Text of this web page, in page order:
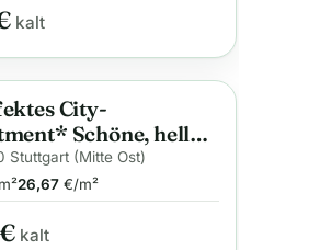
kalt
City-
Schöne, helle
Wohnung in
von Stuttgart-
Stuttgart (Mitte Ost)
26,67€/m²
kalt